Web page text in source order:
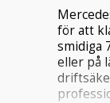
för att
smidiga
eller på